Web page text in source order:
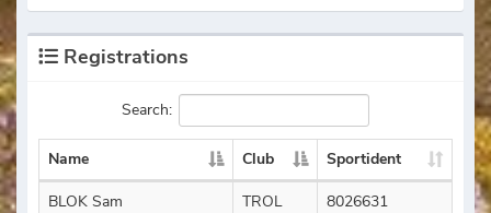
Registrations
Search:
Name Club Sportident
BLOK Sam TROL
8026631